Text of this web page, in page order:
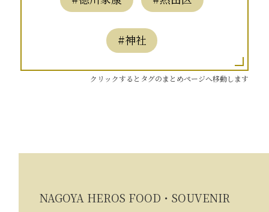
#神社
クリックするとタグのまとめページへ移動します
NAGOYA HEROS FOOD・SOUVENIR